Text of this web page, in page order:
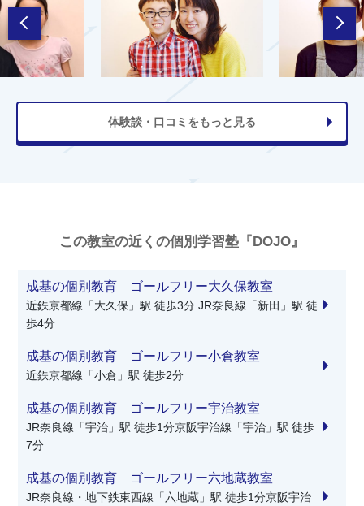
体験談・口コミをもっと見る
この教室の近くの個別学習塾『DOJO』
成基の個別教育 ゴールフリー大久保教室
近鉄京都線「大久保」駅 徒歩3分 JR奈良線「新田」駅 徒
歩4分
成基の個別教育 ゴールフリー小倉教室
近鉄京都線「小倉」駅 徒歩2分
成基の個別教育 ゴールフリー宇治教室
JR奈良線「宇治」駅 徒歩1分京阪宇治線「宇治」駅 徒歩
7分
成基の個別教育 ゴールフリー六地蔵教室
JR奈良線・地下鉄東西線「六地蔵」駅 徒歩1分京阪宇治